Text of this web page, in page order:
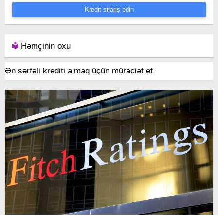
Kredit sifariş edin
Həmçinin oxu
Ən sərfəli krediti almaq üçün müraciət et